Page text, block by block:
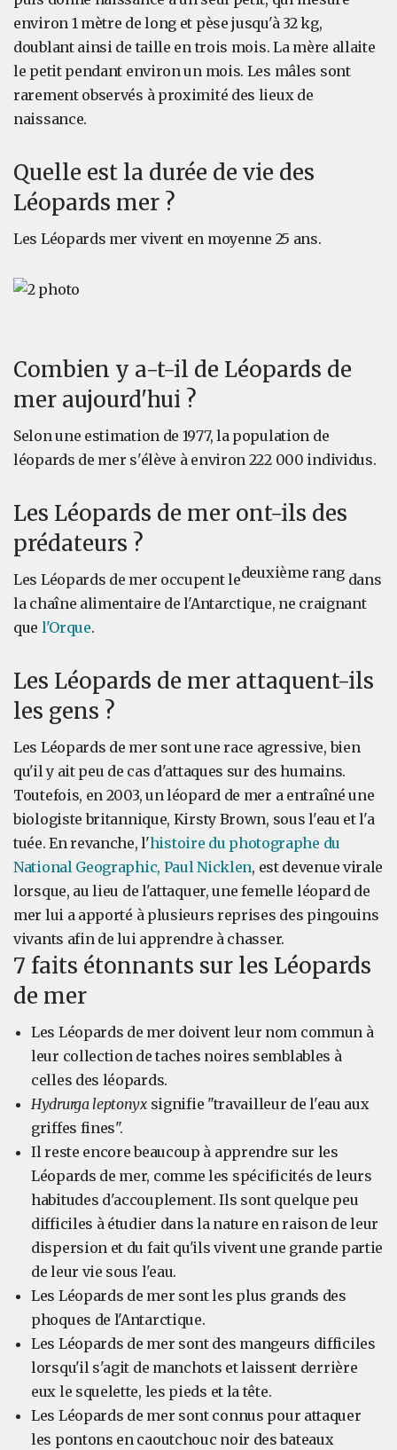
environ 1 mètre de long et pèse jusqu'à 32 kg,
doublant ainsi de taille en trois mois. La mère allaite
le petit pendant environ un mois. Les mâles sont
rarement observés à proximité des lieux de
naissance.
Quelle est la durée de vie des
Léopards mer ?
Les Léopards mer vivent en moyenne 25 ans.
Combien y a-t-il de Léopards de
mer aujourd'hui ?
Selon une estimation de 1977, la population de
léopards de mer s'élève à environ 222 000 individus.
Les Léopards de mer ont-ils des
prédateurs ?
Les Léopards de mer occupent ledeuxième rangdans
la chaîne alimentaire de l'Antarctique, ne craignant
que l'Orque.
Les Léopards de mer attaquent-ils
les gens ?
Les Léopards de mer sont une race agressive, bien
qu'il y ait peu de cas d'attaques sur des humains.
Toutefois, en 2003, un léopard de mer a entraîné une
biologiste britannique, Kirsty Brown, sous l'eau et l'a
tuée. En revanche, l'histoire du photographe du
National Geographic, Paul Nicklen, est devenue virale
lorsque, au lieu de l'attaquer, une femelle léopard de
mer lui a apporté à plusieurs reprises des pingouins
vivants afin de lui apprendre à chasser.
7 faits étonnants sur les Léopards
de mer
Les Léopards de mer doivent leur nom commun à
leur collection de taches noires semblables à
celles des léopards.
Hydrurga leptonyx signifie "travailleur de l'eau aux
griffes fines".
Il reste encore beaucoup à apprendre sur les
Léopards de mer, comme les spécificités de leurs
habitudes d'accouplement. Ils sont quelque peu
difficiles à étudier dans la nature en raison de leur
dispersion et du fait qu'ils vivent une grande partie
de leur vie sous l'eau.
Les Léopards de mer sont les plus grands des
phoques de l'Antarctique.
Les Léopards de mer sont des mangeurs difficiles
lorsqu'il s'agit de manchots et laissent derrière
eux le squelette, les pieds et la tête.
Les Léopards de mer sont connus pour attaquer
les pontons en caoutchouc noir des bateaux